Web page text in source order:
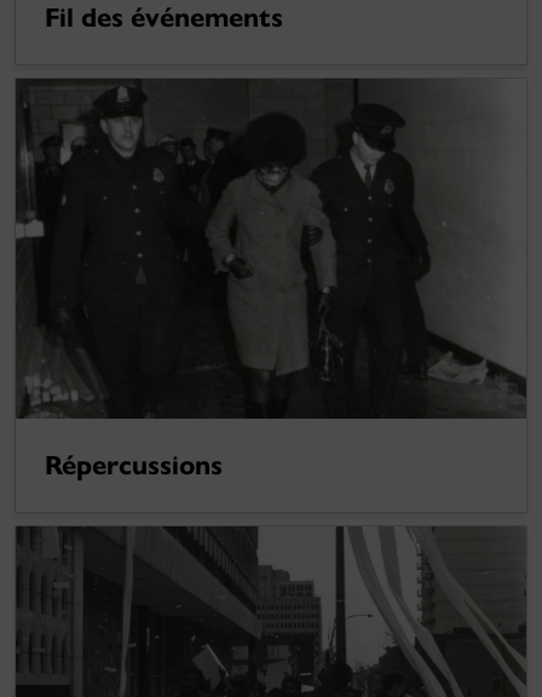
Fil des événements
Répercussions